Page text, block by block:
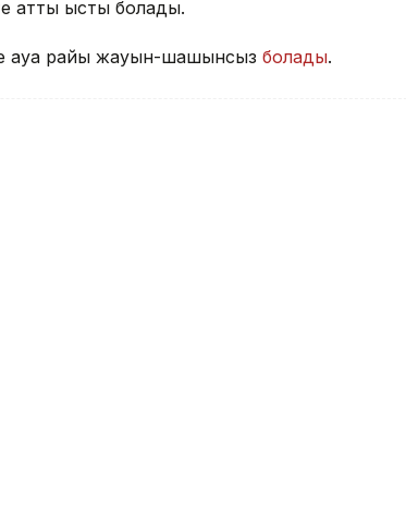
қатты ыстық болады.
ауа райы жауын-шашынсыз болады.